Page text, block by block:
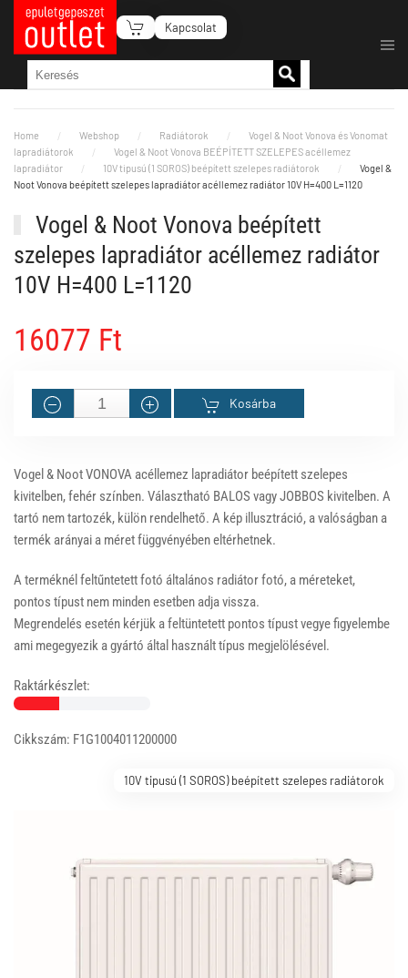
Fő tartalom átugrása
Kapcsolat
Home Webshop Radiátorok
Vogel & Noot Vonova és Vonomat
lapradiátorok
Vogel & Noot Vonova BEÉPÍTETT SZELEPES acéllemez
lapradiátor
10V tipusú (1 SOROS) beépített szelepes radiátorok
Vogel &
Noot Vonova beépített szelepes lapradiátor acéllemez radiátor 10V H=400 L=1120
Vogel & Noot Vonova beépített
szelepes lapradiátor acéllemez radiátor
10V H=400 L=1120
16077 Ft
Kosárba
Vogel & Noot VONOVA acéllemez lapradiátor beépített szelepes
kivitelben, fehér színben. Választható BALOS vagy JOBBOS kivitelben. A
tartó nem tartozék, külön rendelhető. A kép illusztráció, a valóságban a
termék arányai a méret függvényében eltérhetnek.
A terméknél feltűntetett fotó általános radiátor fotó, a méreteket,
pontos típust nem minden esetben adja vissza.
Megrendelés esetén kérjük a feltüntetett pontos típust vegye figyelembe
ami megegyezik a gyártó által használt típus megjelölésével.
Raktárkészlet:
Cikkszám: F1G1004011200000
10V tipusú (1 SOROS) beépített szelepes radiátorok